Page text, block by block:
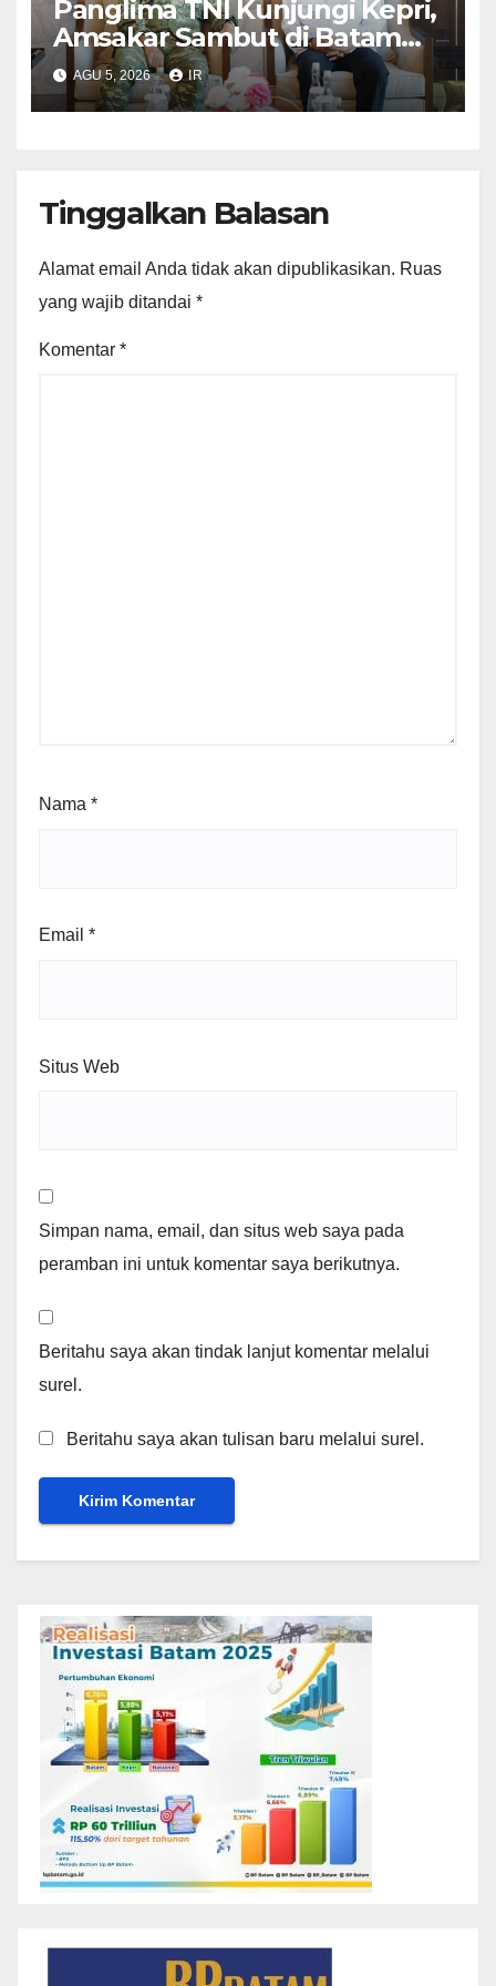
Panglima TNI Kunjungi Kepri,
Amsakar Sambut di Batam
Sebelum Bertolak ke Lingga
AGU 5, 2026 IR
Tinggalkan Balasan
Alamat email Anda tidak akan dipublikasikan. Ruas
yang wajib ditandai *
Komentar *
Nama *
Email *
Situs Web
Simpan nama, email, dan situs web saya pada
peramban ini untuk komentar saya berikutnya.
Beritahu saya akan tindak lanjut komentar melalui
surel.
Beritahu saya akan tulisan baru melalui surel.